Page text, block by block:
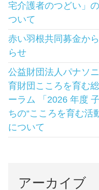
宅介護者のつどい」
ついて
赤い羽根共同募金か
らせ
公益財団法人パナソ
育財団こころを育む
ーラム 「2026 年度
ちの“こころを育む活
について
アーカイブ